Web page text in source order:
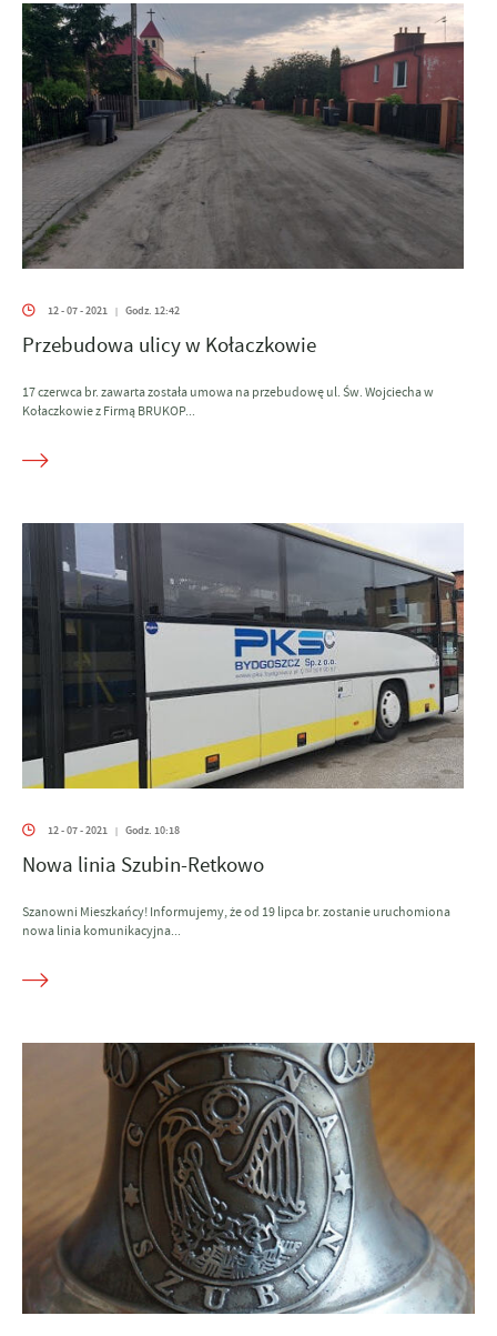
12 - 07 - 2021 | Godz. 12:42
Przebudowa ulicy w Kołaczkowie
17 czerwca br. zawarta została umowa na przebudowę ul. Św. Wojciecha w
Kołaczkowie z Firmą BRUKOP...
12 - 07 - 2021 | Godz. 10:18
Nowa linia Szubin-Retkowo
Szanowni Mieszkańcy! Informujemy, że od 19 lipca br. zostanie uruchomiona
nowa linia komunikacyjna...